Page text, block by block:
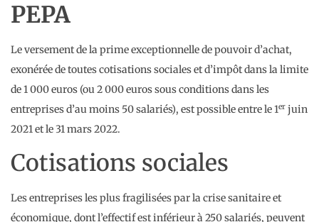
PEPA
Le versement de la prime exceptionnelle de pouvoir d’achat,
exonérée de toutes cotisations sociales et d’impôt dans la limite
de 1 000 euros (ou 2 000 euros sous conditions dans les
entreprises d’au moins 50 salariés), est possible entre le 1er juin
2021 et le 31 mars 2022.
Cotisations sociales
Les entreprises les plus fragilisées par la crise sanitaire et
économique, dont l’effectif est inférieur à 250 salariés, peuvent